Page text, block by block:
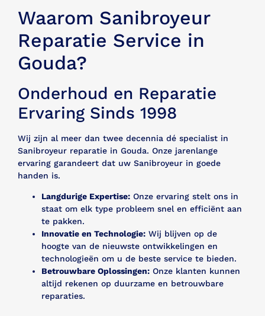
Waarom Sanibroyeur
Reparatie Service in
Gouda?
Onderhoud en Reparatie
Ervaring Sinds 1998
Wij zijn al meer dan twee decennia dé specialist in
Sanibroyeur reparatie in Gouda. Onze jarenlange
ervaring garandeert dat uw Sanibroyeur in goede
handen is.
Langdurige Expertise: Onze ervaring stelt ons in
staat om elk type probleem snel en efficiënt aan
te pakken.
Innovatie en Technologie: Wij blijven op de
hoogte van de nieuwste ontwikkelingen en
technologieën om u de beste service te bieden.
Betrouwbare Oplossingen: Onze klanten kunnen
altijd rekenen op duurzame en betrouwbare
reparaties.